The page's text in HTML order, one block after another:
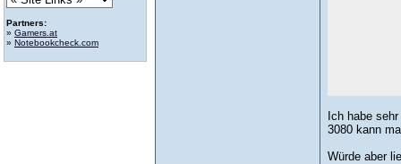
Ich habe
3080 kann
Würde aber
Partners:
» Gamers.at
» Notebookcheck.com